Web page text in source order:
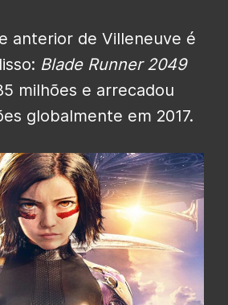
anterior de Villeneuve é
Blade Runner 2049
milhões e arrecadou
globalmente em 2017.